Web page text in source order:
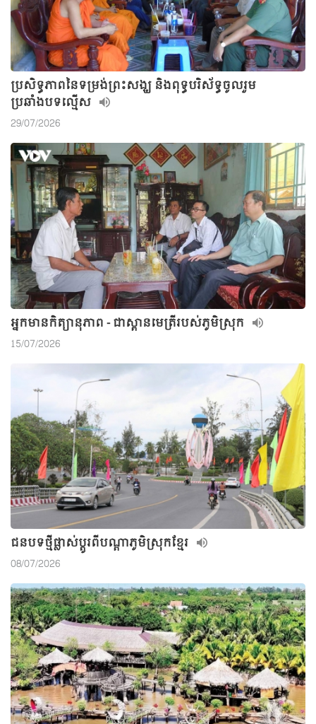
ប្រសិទ្ធភាពនៃទម្រង់ព្រះសង្ឃ និងពុទ្ធបរិស័ទ្ធចូលរួម
ប្រឆាំងបទល្មើស
29/07/2026
អ្នកមានកិត្យានុភាព - ជាស្ពានមេត្រីរបស់ភូមិស្រុក
15/07/2026
ជនបទថ្មីផ្លាស់ប្តូរពីបណ្តាភូមិស្រុកខ្មែរ
08/07/2026